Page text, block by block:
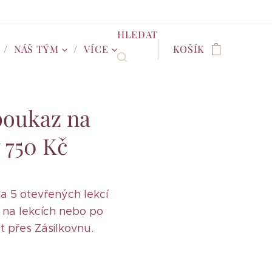
NÁŠ TÝM VÍCE
HLEDAT
KOŠÍK
na
Kč
5 otevřených lekcí
lekcích nebo po
přes Zásilkovnu.